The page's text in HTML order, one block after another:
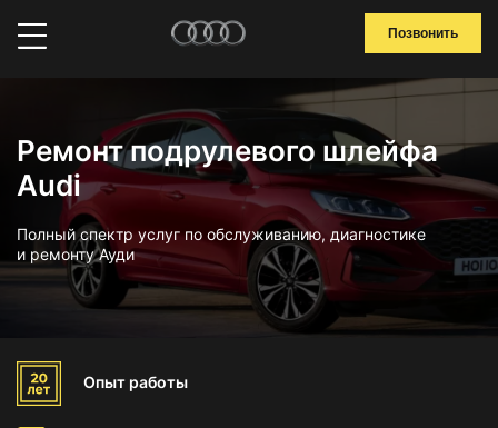
Позвонить
Ремонт подрулевого шлейфа
Audi
Полный спектр услуг по обслуживанию, диагностике
и ремонту Ауди
Опыт работы